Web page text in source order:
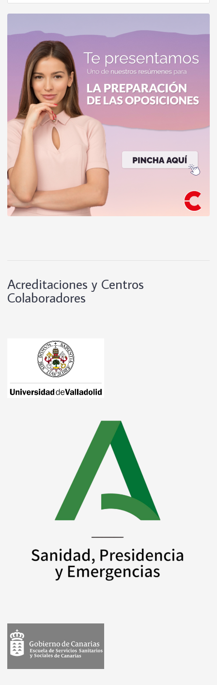
Acreditaciones y Centros
Colaboradores